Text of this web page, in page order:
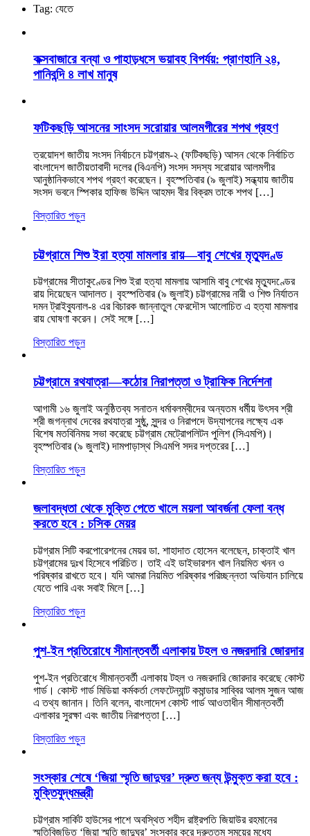
Tag: যেতে
কক্সবাজারে বন্যা ও পাহাড়ধসে ভয়াবহ বিপর্যয়: প্রাণহানি ২৪,
পানিবন্দি ৪ লাখ মানুষ
ফটিকছড়ি আসনের সাংসদ সরোয়ার আলমগীরের শপথ গ্রহণ
ত্রয়োদশ জাতীয় সংসদ নির্বাচনে চট্টগ্রাম-২ (ফটিকছড়ি) আসন থেকে নির্বাচিত
বাংলাদেশ জাতীয়তাবাদী দলের (বিএনপি) সংসদ সদস্য সরোয়ার আলমগীর
আনুষ্ঠানিকভাবে শপথ গ্রহণ করেছেন। বৃহস্পতিবার (৯ জুলাই) সন্ধ্যায় জাতীয়
সংসদ ভবনে স্পিকার হাফিজ উদ্দিন আহমদ বীর বিক্রম তাকে শপথ […]
বিস্তারিত পড়ুন
চট্টগ্রামে শিশু ইরা হত্যা মামলার রায়—বাবু শেখের মৃত্যুদণ্ড
চট্টগ্রামের সীতাকুণ্ডের শিশু ইরা হত্যা মামলায় আসামি বাবু শেখের মৃত্যুদণ্ডের
রায় দিয়েছেন আদালত। বৃহস্পতিবার (৯ জুলাই) চট্টগ্রামের নারী ও শিশু নির্যাতন
দমন ট্রাইব্যুনাল-৪ এর বিচারক জান্নাতুল ফেরদৌস আলোচিত এ হত্যা মামলার
রায় ঘোষণা করেন। সেই সঙ্গে […]
বিস্তারিত পড়ুন
চট্টগ্রামে রথযাত্রা—কঠোর নিরাপত্তা ও ট্রাফিক নির্দেশনা
আগামী ১৬ জুলাই অনুষ্ঠিতব্য সনাতন ধর্মাবলম্বীদের অন্যতম ধর্মীয় উৎসব শ্রী
শ্রী জগন্নাথ দেবের রথযাত্রা সুষ্ঠু, সুন্দর ও নিরাপদে উদ্‌যাপনের লক্ষ্যে এক
বিশেষ মতবিনিময় সভা করেছে চট্টগ্রাম মেট্রোপলিটন পুলিশ (সিএমপি)।
বৃহস্পতিবার (৯ জুলাই) দামপাড়াস্থ সিএমপি সদর দপ্তরের […]
বিস্তারিত পড়ুন
জলাবদ্ধতা থেকে মুক্তি পেতে খালে ময়লা আবর্জনা ফেলা বন্ধ
করতে হবে : চসিক মেয়র
চট্টগ্রাম সিটি করপোরেশনের মেয়র ডা. শাহাদাত হোসেন বলেছেন, চাক্তাই খাল
চট্টগ্রামের দুঃখ হিসেবে পরিচিত। তাই এই ডাইভারশন খাল নিয়মিত খনন ও
পরিষ্কার রাখতে হবে। যদি আমরা নিয়মিত পরিষ্কার পরিচ্ছন্নতা অভিযান চালিয়ে
যেতে পারি এবং সবাই মিলে […]
বিস্তারিত পড়ুন
পুশ-ইন প্রতিরোধে সীমান্তবর্তী এলাকায় টহল ও নজরদারি জোরদার
পুশ-ইন প্রতিরোধে সীমান্তবর্তী এলাকায় টহল ও নজরদারি জোরদার করেছে কোস্ট
গার্ড। কোস্ট গার্ড মিডিয়া কর্মকর্তা লেফটেন্যান্ট কমান্ডার সাব্বির আলম সুজন আজ
এ তথ্য জানান। তিনি বলেন, বাংলাদেশ কোস্ট গার্ড আওতাধীন সীমান্তবর্তী
এলাকার সুরক্ষা এবং জাতীয় নিরাপত্তা […]
বিস্তারিত পড়ুন
সংস্কার শেষে ‘জিয়া স্মৃতি জাদুঘর’ দ্রুত জন্য উন্মুক্ত করা হবে :
মুক্তিযুদ্ধমন্ত্রী
চট্টগ্রাম সার্কিট হাউসের পাশে অবস্থিত শহীদ রাষ্ট্রপতি জিয়াউর রহমানের
স্মৃতিবিজড়িত ‘জিয়া স্মৃতি জাদুঘর’ সংস্কার করে দ্রুততম সময়ের মধ্যে